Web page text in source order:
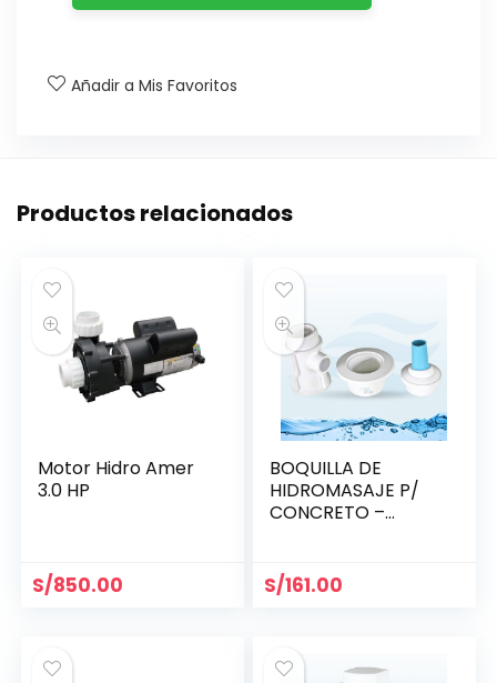
Añadir a Mis Favoritos
Productos relacionados
Motor Hidro Amer
3.0 HP
S/850.00
BOQUILLA DE
HIDROMASAJE P/
CONCRETO –
S/161.00